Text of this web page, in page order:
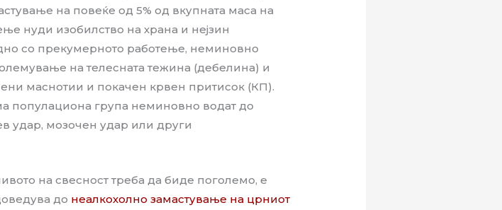
на повеќе од 5% од вкупната маса на
нуди изобилство на храна и нејзин
со прекумерното работење, неминовно
на телесната тежина (дебелина) и
маснотии и покачен крвен притисок (КП).
популациона група неминовно водат до
удар, мозочен удар или други
на свесност треба да биде поголемо, е
до неалкохолно замастување на црниот